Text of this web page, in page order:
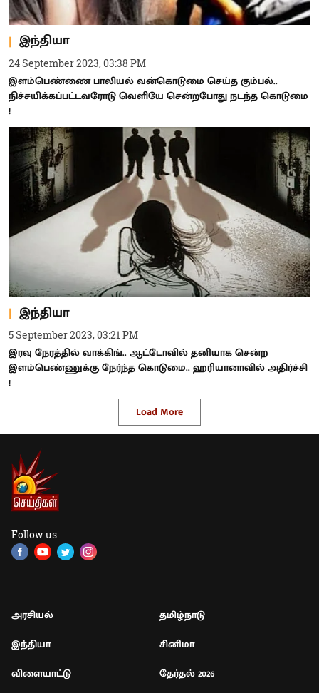
இந்தியா
24 September 2023, 03:38 PM
இளம்பெண்ணை பாலியல் வன்கொடுமை செய்த கும்பல்..
நிச்சயிக்கப்பட்டவரோடு வெளியே சென்றபோது நடந்த கொடுமை
!
இந்தியா
5 September 2023, 03:21 PM
இரவு நேரத்தில் வாக்கிங்.. ஆட்டோவில் தனியாக சென்ற
இளம்பெண்ணுக்கு நேர்ந்த கொடுமை.. ஹரியானாவில் அதிர்ச்சி
!
Load More
Follow us
அரசியல்
தமிழ்நாடு
இந்தியா
சினிமா
விளையாட்டு
தேர்தல் 2026